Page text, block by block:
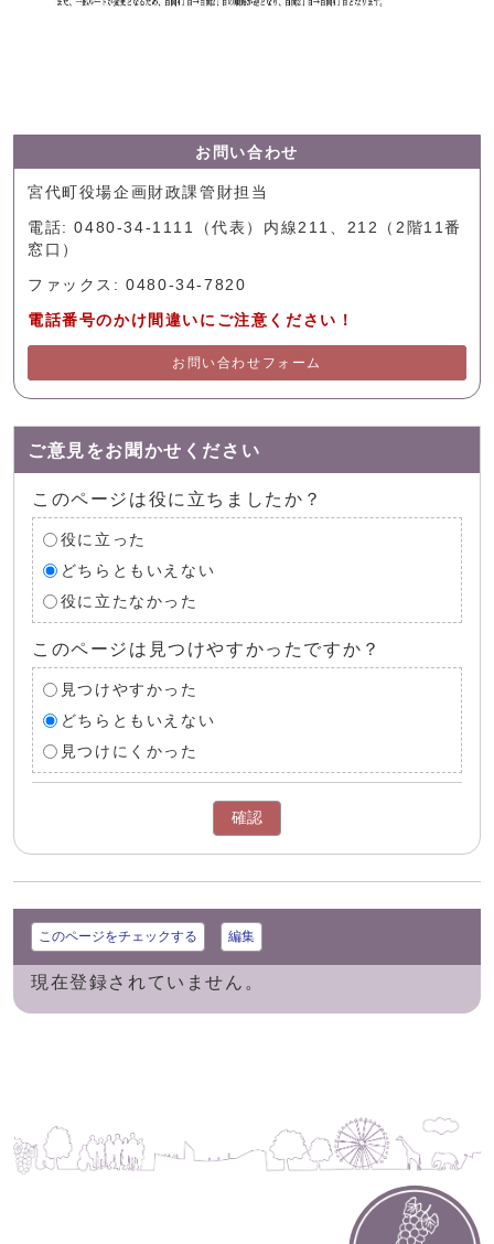
お問い合わせ
宮代町役場企画財政課管財担当
電話: 0480-34-1111（代表）内線211、212（2階11番
窓口）
ファックス: 0480-34-7820
電話番号のかけ間違いにご注意ください！
お問い合わせフォーム
ご意見をお聞かせください
このページは役に立ちましたか？
役に立った
どちらともいえない
役に立たなかった
このページは見つけやすかったですか？
見つけやすかった
どちらともいえない
見つけにくかった
確認
このページをチェックする 編集
現在登録されていません。